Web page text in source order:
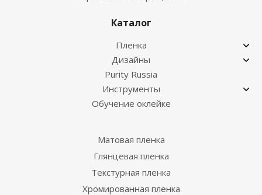
Каталог
Пленка
Дизайны
Purity Russia
Инструменты
Обучение оклейке
Матовая пленка
Глянцевая пленка
Текстурная пленка
Хромированная пленка